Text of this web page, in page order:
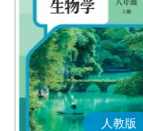
人教版